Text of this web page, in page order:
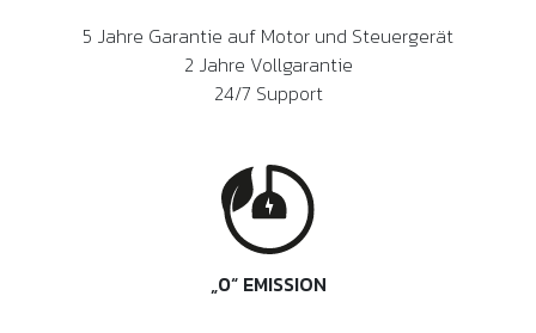
5 Jahre Garantie auf Motor und Steuergerät
2 Jahre Vollgarantie
24/7 Support
„0“ EMISSION